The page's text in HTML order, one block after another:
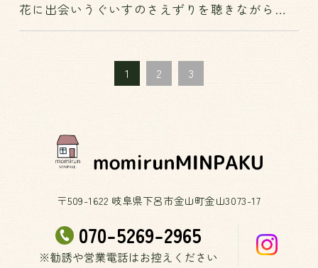
花に出会いうぐいすのさえずりを聴きながら歩
く
1 2 3
〒509-1622 岐阜県下呂市金山町金山3073-17
070-5269-2965